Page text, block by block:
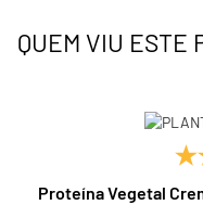
QUEM VIU ESTE
Proteína Vegetal